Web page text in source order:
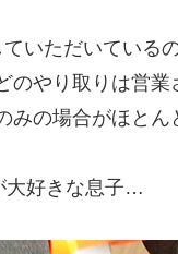
いただいている
のやり取りは営
の場合がほとん
大好きな息子…